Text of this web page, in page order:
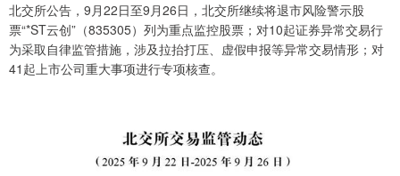
北交所公告，9月22日至9月26日，北交所继续将退市风险警示股
票“*ST云创”（835305）列为重点监控股票；对10起证券异常交易行
为采取自律监管措施，涉及拉抬打压、虚假申报等异常交易情形；对
41起上市公司重大事项进行专项核查。